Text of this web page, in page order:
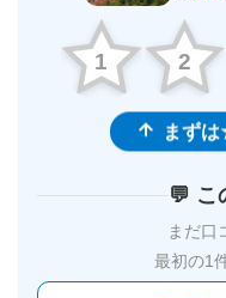
1 2
まず
💬 こ
まだ口
最初の1